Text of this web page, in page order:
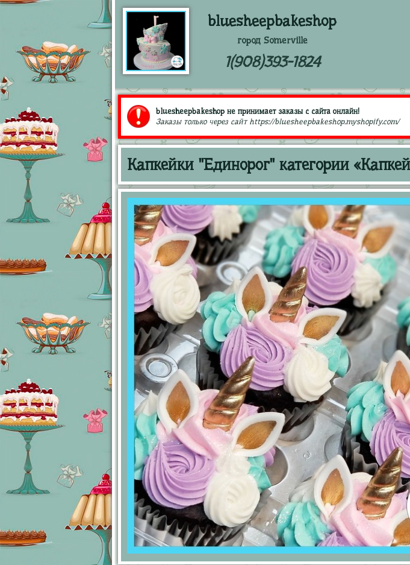
bluesheepbakeshop
город Somerville
1(908)393-1824
bluesheepbakeshop не принимает заказы с сайта онлайн!
Заказы только через сайт https://bluesheepbakeshop.myshopify.com/
Капкейки "Единорог" категории